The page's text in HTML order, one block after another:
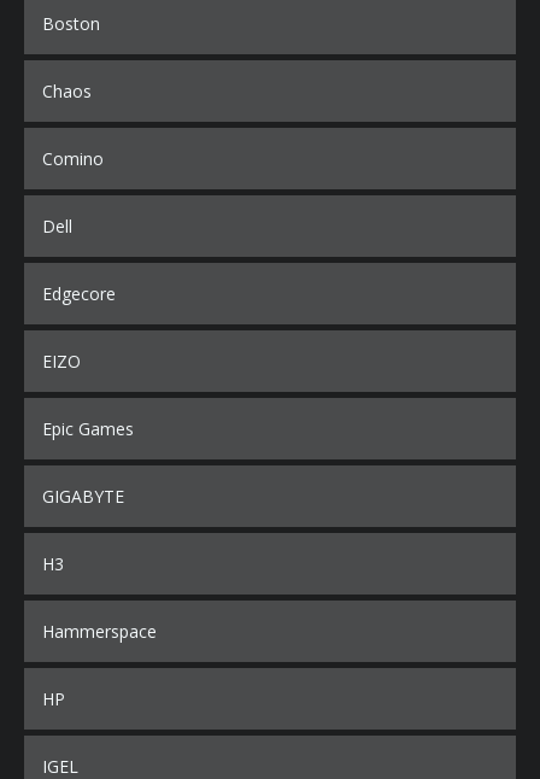
Boston
Chaos
Comino
Dell
Edgecore
EIZO
Epic Games
GIGABYTE
H3
Hammerspace
HP
IGEL